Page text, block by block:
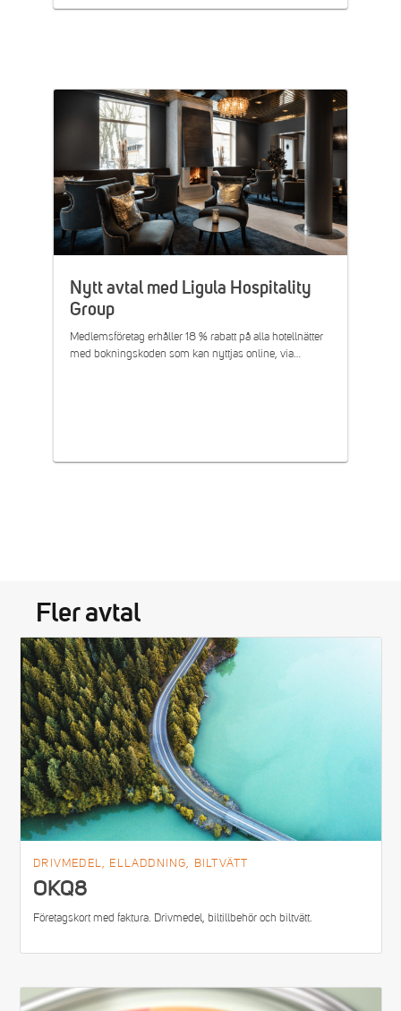
Nytt avtal med Ligula Hospitality
Group
Medlemsföretag erhåller 18 % rabatt på alla hotellnätter
med bokningskoden som kan nyttjas online, via…
Fler avtal
DRIVMEDEL, ELLADDNING, BILTVÄTT
OKQ8
Företagskort med faktura. Drivmedel, biltillbehör och biltvätt.